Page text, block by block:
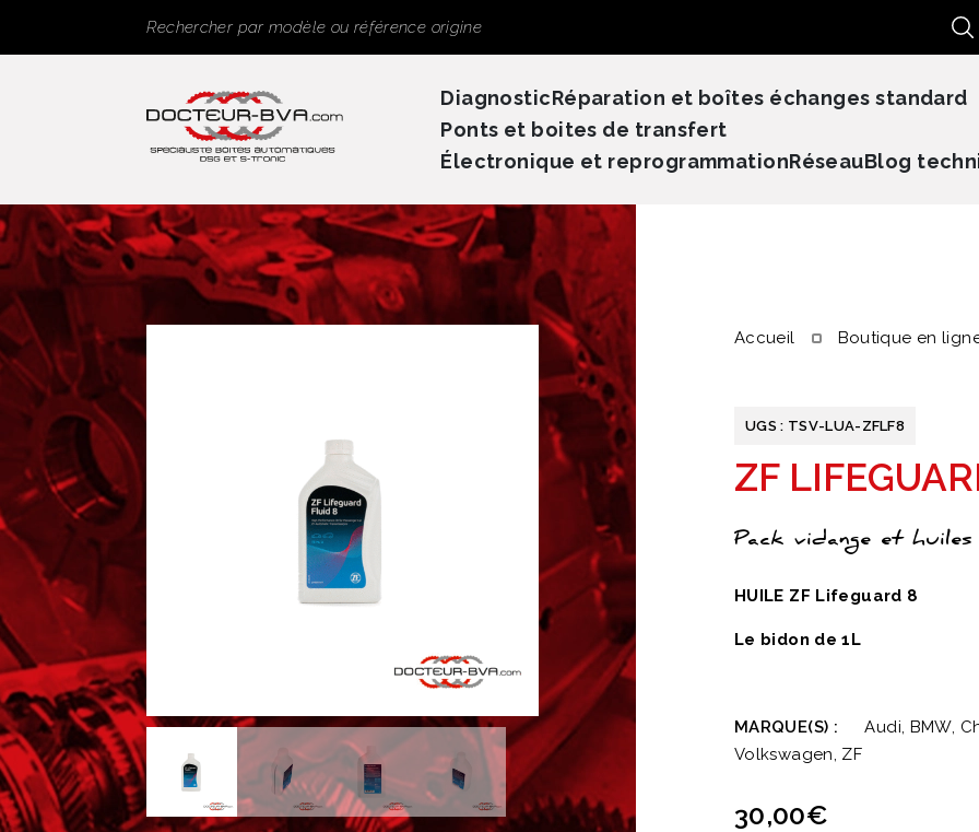
Rechercher
DiagnosticRéparation et boîtes échanges standard
Ponts et boites de transfert
Électronique et reprogrammationRéseauBlog
Accueil Boutique en
UGS : TSV-LUA-ZFLF8
ZF
Pack vidange et huiles
HUILE ZF Lifeguard 8
Le bidon de 1L
MARQUE(S) :
Audi, BMW,
Volkswagen, ZF
30,00€